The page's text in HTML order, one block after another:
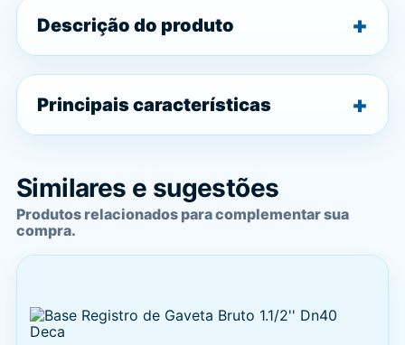
Descrição do produto
Principais características
Similares e sugestões
Produtos relacionados para complementar sua
compra.